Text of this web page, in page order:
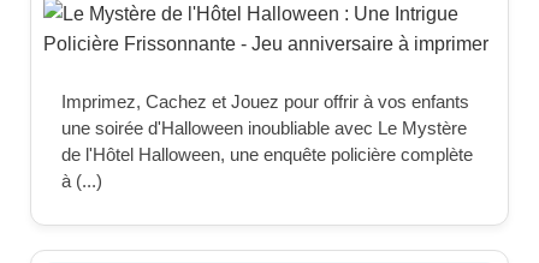
Imprimez, Cachez et Jouez pour offrir à vos enfants
une soirée d'Halloween inoubliable avec Le Mystère
de l'Hôtel Halloween, une enquête policière complète
à (...)